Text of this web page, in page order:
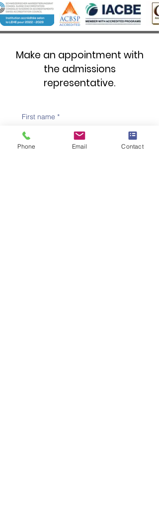
Make an appointment with
the admissions
representative.
First name *
Family name
Phone Email Contact